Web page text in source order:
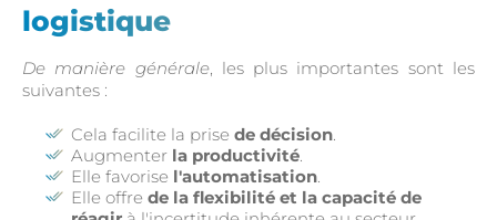
logistique
De manière générale, les plus importantes sont les
suivantes :
Cela facilite la prise de décision.
Augmenter la productivité.
Elle favorise l'automatisation.
Elle offre de la flexibilité et la capacité de